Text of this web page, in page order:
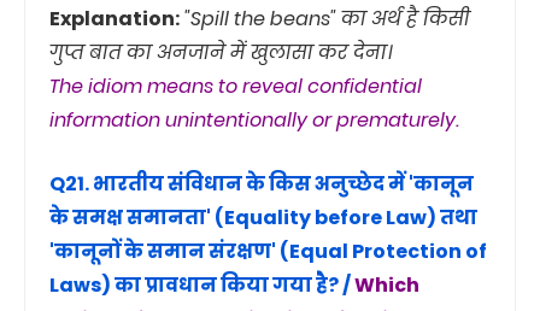
Explanation:"Spill the beans" का अर्थ है किसी
गुप्त बात का अनजाने में खुलासा कर देना।
The idiom means to reveal confidential
information unintentionally or prematurely.
Q21. भारतीय संविधान के किस अनुच्छेद में 'कानून
के समक्ष समानता' (Equality before Law) तथा
'कानूनों के समान संरक्षण' (Equal Protection of
Laws) का प्रावधान किया गया है? /Which